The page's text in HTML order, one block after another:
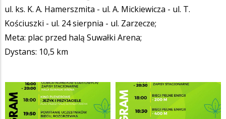
ul. ks. K. A. Hamerszmita - ul. A. Mickiewicza - ul. T.
Kościuszki - ul. 24 sierpnia - ul. Zarzecze;
Meta: plac przed halą Suwałki Arena;
Dystans: 10,5 km